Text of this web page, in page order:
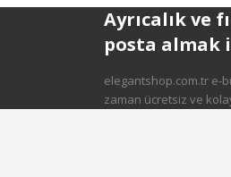
Ayrıcalık ve
posta almak
elegantshop.com.tr e-
zaman ücretsiz ve